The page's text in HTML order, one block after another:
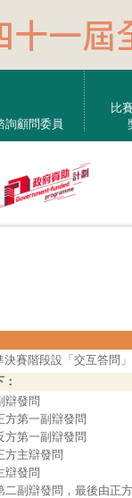
詢顧問委員
比
賽階段設「交互答問
辯發問
方第一副辯發問
方第一副辯發問
方主辯發問
辯發問
二副辯發問，最後由正